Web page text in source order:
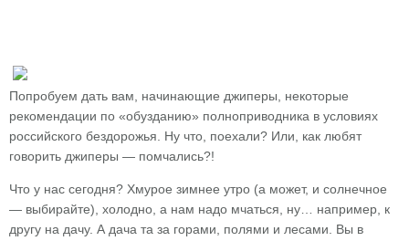
Попробуем дать вам, начинающие джиперы, некоторые
рекомендации по «обузданию» полноприводника в условиях
российского бездорожья. Ну что, поехали? Или, как любят
говорить джиперы — помчались?!
Что у нас сегодня? Хмурое зимнее утро (а может, и солнечное
— выбирайте), холодно, а нам надо мчаться, ну… например, к
другу на дачу. А дача та за горами, полями и лесами. Вы в